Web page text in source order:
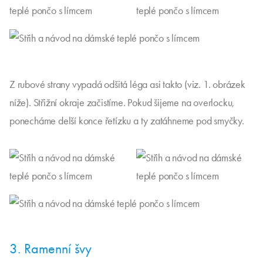
Z rubové strany vypadá odšitá léga asi takto (viz. 1. obrázek
níže). Střižní okraje začistíme. Pokud šijeme na overlocku,
ponecháme delší konce řetízku a ty zatáhneme pod smyčky.
3. Ramenní švy